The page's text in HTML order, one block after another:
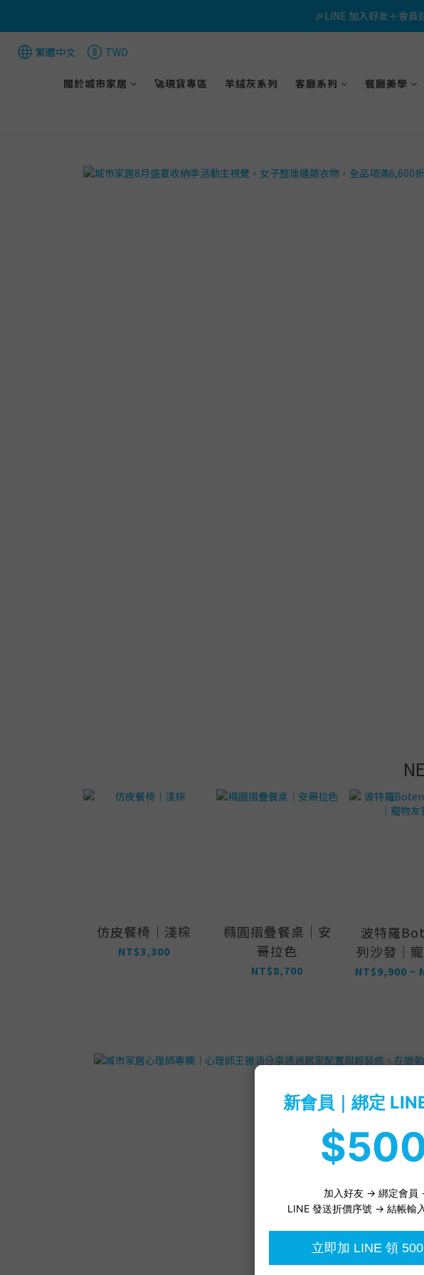
🎉LINE 加入好友＋會員
🎉LINE 加入好友＋會員
💳使用信用卡消費滿
🐈 獸醫Emily專欄｜甲醛——
🎉LINE 加入好友＋會
繁體中文 TWD
關於城市家居 🚀現貨專區 羊絨灰系列 客廳系列 餐廳美學
仿皮餐椅｜淺棕
NT$3,300
橢圓摺疊餐桌｜安
哥拉色
NT$8,700
波特羅
列沙發｜
布